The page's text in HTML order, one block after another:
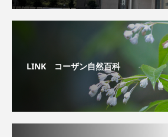
LINK コーザン自然百科